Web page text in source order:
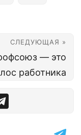
СЛЕДУЮЩАЯ »
— это
работника